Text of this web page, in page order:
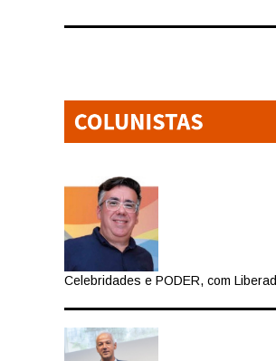
Celebridades e PODER, com